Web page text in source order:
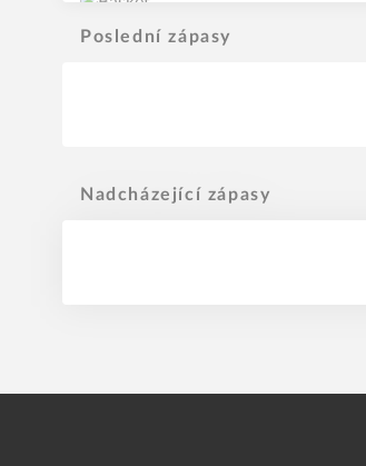
Poslední zápasy
Nadcházející zápasy